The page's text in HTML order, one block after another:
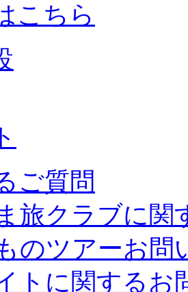
こちら
ご質問
旅クラブに関
のツアーお問
トに関するお